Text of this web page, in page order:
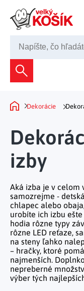
02 2220
Dekorácie
Bytové
Kvety a vence
Svetelné
Veľkonočné
Dekorácie na
Figúrky a
Vianočné
Domácnosť
Bytový textil
Domáce
Predsieň a
Kúpeľňa a
Spálňa a šatňa
Upratovacie
Organizácia
Kancelária a
Kuchyňa
Kuchynské
Prestieranie a
Príprava
Grilovanie a
Uchovávanie
Umývanie
Kuchynské
Nábytok
Nábytok do
Kancelársky
Kuchynský
Nábytok do
Detský
Záhradné
Záhradný
Práca na
Plašiče
Dielňa a
Voľný čas
Auto
Cestovanie
Outdoor
Chovateľské
Telo a zdravie
Kozmetika a
Fitness a šport
Inšpirácie
Tipy na
Dekorácie
izby
Aká izba je v celom
samozrejme -
chlapec alebo
urobíte ich izbu
hodia rôzne typy
rôzne LED reťaze,
na steny ľahko
– hračky, ktoré
najmenších.
nepreberné
výber tých